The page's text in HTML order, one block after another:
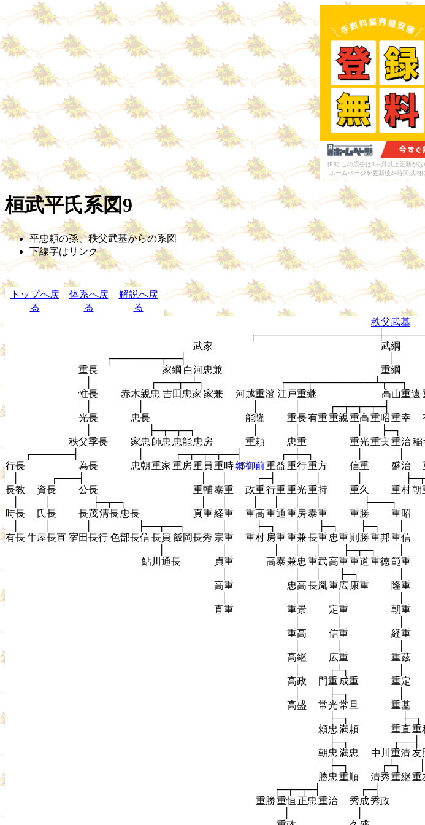
[PR] この広告は3ヶ月以上更新がな
ホームページを更新後24時間以内
桓武平氏系図9
平忠頼の孫、秩父武基からの系図
下線字はリンク
トップへ戻
る
体系へ戻
る
解説へ戻
る
秩父武基
武家
武綱
┌───────┬──┤
重長
家綱 白河忠兼 重綱
┌───┬─┴┐ ┌───┬─────────┴┬──┐
惟長
赤木親忠 吉田忠家 家兼 河越重澄 江戸重継 高山重遠
┌─┬─┬─┬─┤
光長
忠長 能隆 重長有重重親重高重昭重幸
├─┬─┬─┐ ├─┐
秩父季長
家忠 師忠 忠能忠房 重頼 忠重 重光重実重治稲
┌──────┤
┌─┬─┬─┬──┤ ┌─┼─┐
行長
為長 忠朝重家重房重員 重時郷御前重益重行重方 信重 盛治
┌───┤ ┌─┤
長教
資長 公長 重輔泰重 政重行重重光重持 重久 重村朝
├─┬─┐ ├───┐
時長
氏長 長茂清長忠長 真重経重 重高重通 重房泰重 重勝 重昭
├──┬──┐ ├─┐ ├─┐ ├─┐
有長牛屋長直 宿田長行 色部長信長員 飯岡長秀 宗重 重村 房重重兼長重忠重則勝重邦重信
├─┬─┐
鮎川通長
貞重 高泰兼忠 重武高重重道重徳範重
├─┐
高重
忠高長胤重広 康重 隆重
直重
重景 定重 朝重
重高
信重 経重
高継
広重 重茲
┌┴┐
高政
門重 成重 重定
├─┐
高盛
常光常旦 重基
├─┐
├─┐
頼忠 満頼 重直重
├─┐
┌──┤
朝忠 満忠 中川重清友
├─┐
┌┴┐
勝忠 重順 清秀重継重
┌─┬─┬─┤
┌─┤
重勝重恒 正忠 重治 秀成秀政